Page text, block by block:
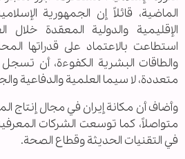
الماضية، قائلاً إن الجمهورية
الإقليمية والدولية المعقدة خلال
استطاعت بالاعتماد على قدراتها
والطاقات البشرية الكفوءة، أن تسجل
متعددة، لا سيما العلمية والدفاعية
وأضاف أن مكانة إيران في مجال إنتاج
متواصلاً، كما توسعت الشركات
في التقنيات الحديثة وقطاع الصحة.